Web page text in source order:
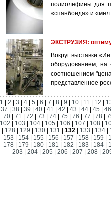
полиолефины для
«спанбонда» и
ЭКСТРУЗИЯ:
Вокруг выставки
оборудованием,
соотношением
представленное
1 2 3 4 5 6 7 8 9 10 11 12
37
|38 |39 |40 |41 |42 |43 |44 |45 |
70
71 72 73 74 75 76 77 78
102
103 104 105 106 107 108
128 129 130 131 132 133 134
153
154 155 156 157 158 159
178
179 180 181 182 183 184
203
|204 |205 |206 |207 |208 |